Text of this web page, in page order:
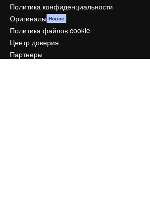
Политика конфиденциальности
Оригиналы Новое
Политика файлов cookie
Центр доверия
Партнеры